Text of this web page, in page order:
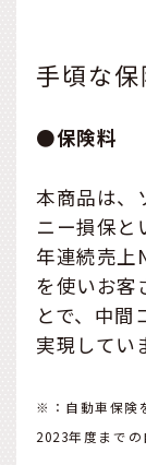
手頃な
●保険料
本商品は、
ニー損保と
年連続売上
を使いお客
とで、中間
実現してい
※：自動車保険
2023年度まで